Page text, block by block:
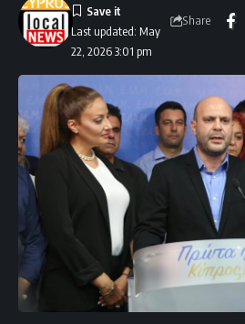
Last updated: May
22, 2026 3:01 pm
Share